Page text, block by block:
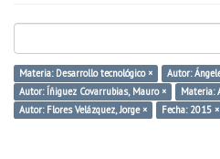
Materia: Desarrollo tecnológico ×
Autor:
Autor: Íñiguez Covarrubias, Mauro ×
Materia:
Autor: Flores Velázquez, Jorge ×
Fecha: 2015 ×